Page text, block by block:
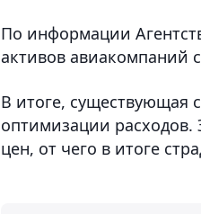
По информации
активов авиакомпаний
В итоге, существующая
оптимизации расходов.
цен, от чего в итоге